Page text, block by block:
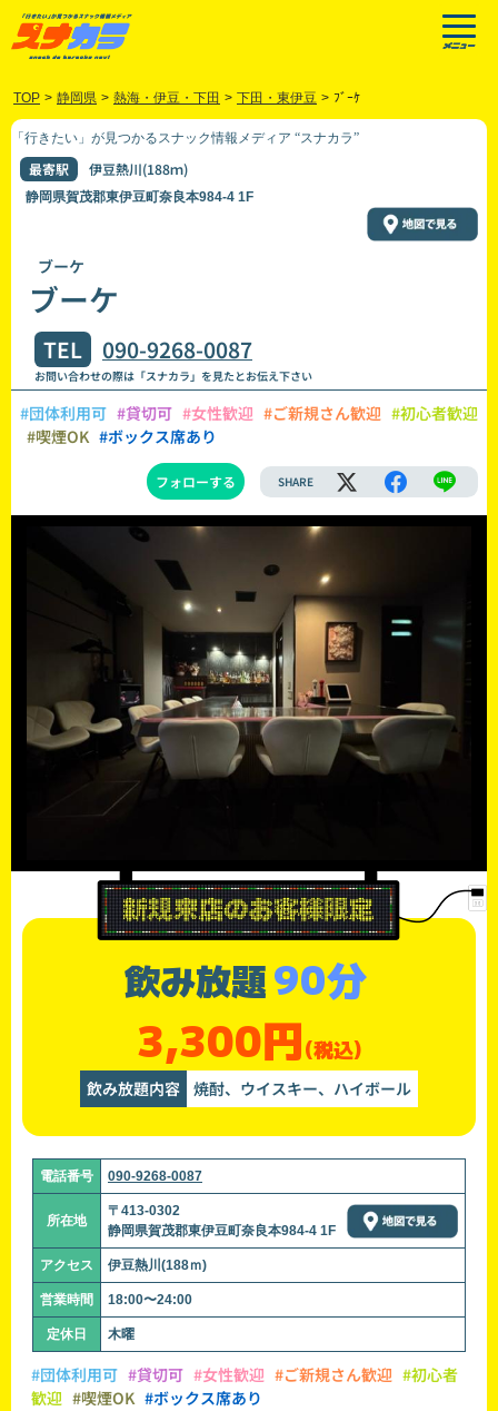
TOP > 静岡県 > 熱海・伊豆・下田 > 下田・東伊豆 > ﾌﾞｰｹ
「行きたい」が見つかるスナック情報メディア “スナカラ”
最寄駅 伊豆熱川(188ｍ)
静岡県賀茂郡東伊豆町奈良本984-4 1F
ブーケ
ブーケ
TEL 090-9268-0087
お問い合わせの際は「スナカラ」を見たとお伝え下さい
#団体利用可 #貸切可 #女性歓迎 #ご新規さん歓迎 #初心者歓迎
#喫煙OK #ボックス席あり
フォローする SHARE
飲み放題90分
3,300円(税込)
飲み放題内容 焼酎、ウイスキー、ハイボール
電話番号 090-9268-0087
所在地
〒413-0302
静岡県賀茂郡東伊豆町奈良本984-4 1F
アクセス 伊豆熱川(188ｍ)
営業時間 18:00〜24:00
定休日 木曜
#団体利用可 #貸切可 #女性歓迎 #ご新規さん歓迎 #初心者
歓迎 #喫煙OK #ボックス席あり